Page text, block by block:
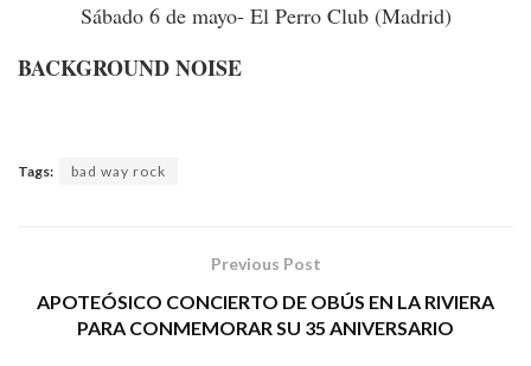
Sábado 6 de mayo- El Perro Club (Madrid)
BACKGROUND NOISE
Tags: bad way rock
Previous Post
APOTEÓSICO CONCIERTO DE OBÚS EN LA RIVIERA
PARA CONMEMORAR SU 35 ANIVERSARIO